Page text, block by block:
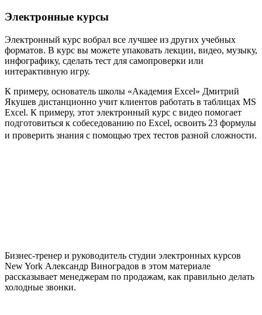
Электронные курсы
Электронный курс вобрал все лучшее из других учебных
форматов. В курс вы можете упаковать лекции, видео, музыку,
инфографику, сделать тест для самопроверки или
интерактивную игру.
К примеру, основатель школы «Академия Excel» Дмитрий
Якушев дистанционно учит клиентов работать в таблицах MS
Excel. К примеру, этот электронный курс с видео помогает
подготовиться к собеседованию по Excel, освоить 23 формулы
и проверить знания с помощью трех тестов разной сложности.​
Бизнес-тренер и руководитель студии электронных курсов
New York Александр Виноградов в этом материале
рассказывает менеджерам по продажам, как правильно делать
холодные звонки.​​​